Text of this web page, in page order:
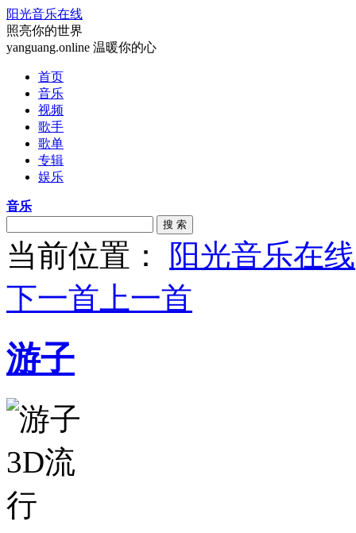
阳光音乐在线
照亮你的世界
yanguang.online 温暖你的心
首页
音乐
视频
歌手
歌单
专辑
娱乐
音乐
搜 索
当前位置： 阳光音乐在线
下一首 上一首
游子